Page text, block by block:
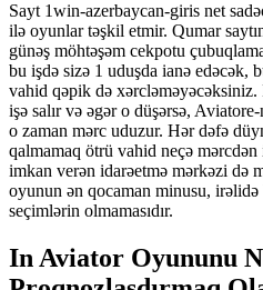
Sayt 1win-azerbaycan-giris net
ilə oyunlar təşkil etmir. Qumar
günəş möhtəşəm cekpotu
bu işdə sizə 1 uduşda ianə edəcək,
vahid qəpik də
işə salır və əgər o düşərsə,
o zaman mərc uduzur. Hər dəfə
qalmamaq ötrü vahid neçə
imkan verən idarəetmə mərkəzi də
oyunun ən qocaman minusu,
seçimlərin olmamasıdır.
In Aviator Oyununu